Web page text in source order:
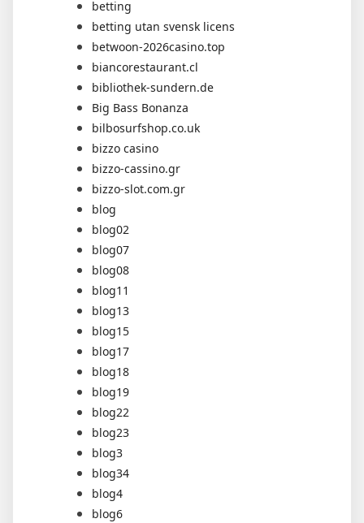
betting
betting utan svensk licens
betwoon-2026casino.top
biancorestaurant.cl
bibliothek-sundern.de
Big Bass Bonanza
bilbosurfshop.co.uk
bizzo casino
bizzo-cassino.gr
bizzo-slot.com.gr
blog
blog02
blog07
blog08
blog11
blog13
blog15
blog17
blog18
blog19
blog22
blog23
blog3
blog34
blog4
blog6